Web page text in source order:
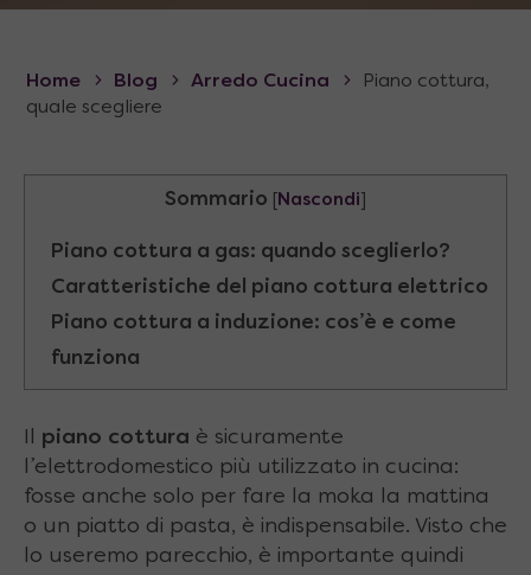
Home Blog Arredo Cucina
Piano cottura,
quale scegliere
Sommario Nascondi
Piano cottura a gas: quando sceglierlo?
Caratteristiche del piano cottura elettrico
Piano cottura a induzione: cos’è e come
funziona
piano cottura è sicuramente
l’elettrodomestico più utilizzato in cucina:
fosse anche solo per fare la moka la mattina
o un piatto di pasta, è indispensabile. Visto che
lo useremo parecchio, è importante quindi